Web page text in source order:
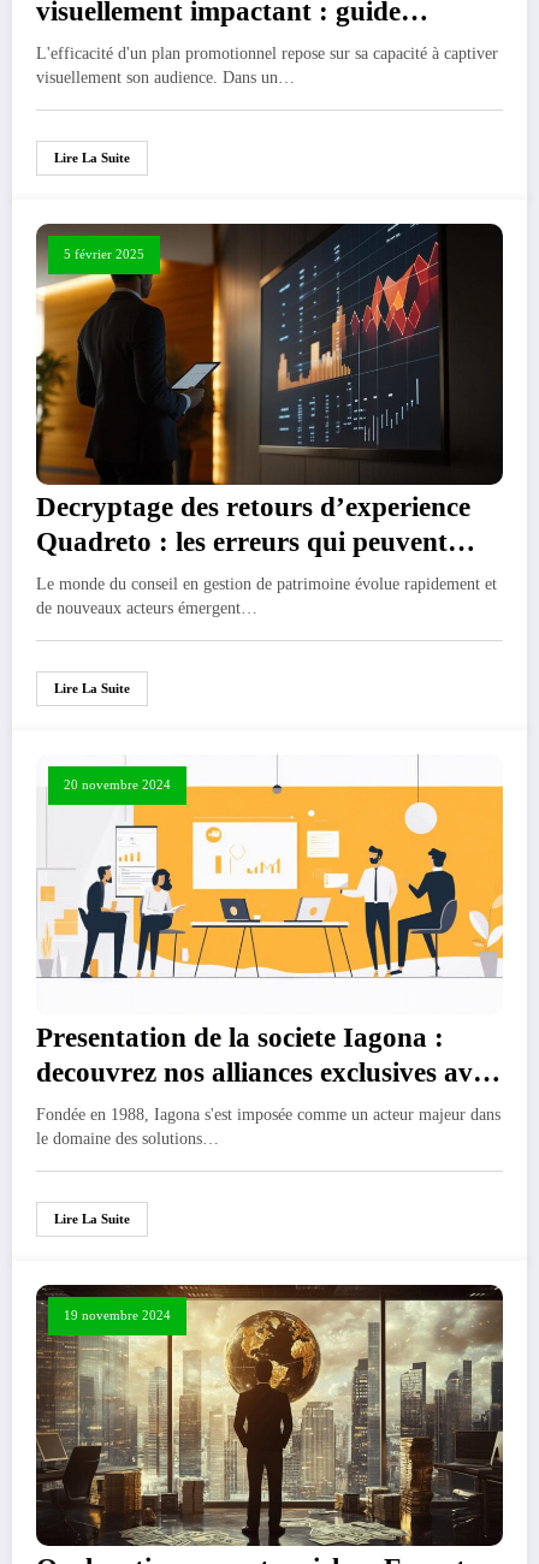
visuellement impactant : guide
pratique
L'efficacité d'un plan promotionnel repose sur sa capacité à captiver
visuellement son audience. Dans un…
Lire La Suite
5 février 2025
Decryptage des retours d’experience
Quadreto : les erreurs qui peuvent
vous couter cher
Le monde du conseil en gestion de patrimoine évolue rapidement et
de nouveaux acteurs émergent…
Lire La Suite
20 novembre 2024
Presentation de la societe Iagona :
decouvrez nos alliances exclusives avec
les leaders du secteur
Fondée en 1988, Iagona s'est imposée comme un acteur majeur dans
le domaine des solutions…
Lire La Suite
19 novembre 2024